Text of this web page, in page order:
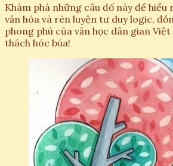
Khám phá những câu đố này để hiểu
văn hóa và rèn luyện tư duy logic,
phong phú của văn học dân gian
thách hóc búa!